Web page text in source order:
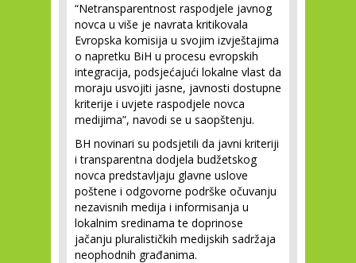
“Netransparentnost raspodjele javnog
novca u više je navrata kritikovala
Evropska komisija u svojim izvještajima
o napretku BiH u procesu evropskih
integracija, podsjećajući lokalne vlast da
moraju usvojiti jasne, javnosti dostupne
kriterije i uvjete raspodjele novca
medijima”, navodi se u saopštenju.
BH novinari su podsjetili da javni kriteriji
i transparentna dodjela budžetskog
novca predstavljaju glavne uslove
poštene i odgovorne podrške očuvanju
nezavisnih medija i informisanja u
lokalnim sredinama te doprinose
jačanju pluralističkih medijskih sadržaja
neophodnih građanima.